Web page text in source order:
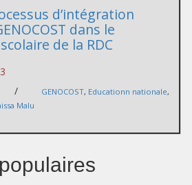
d’intégration
dans le
de la RDC
/ GENOCOST, Educationn nationale,
Malu